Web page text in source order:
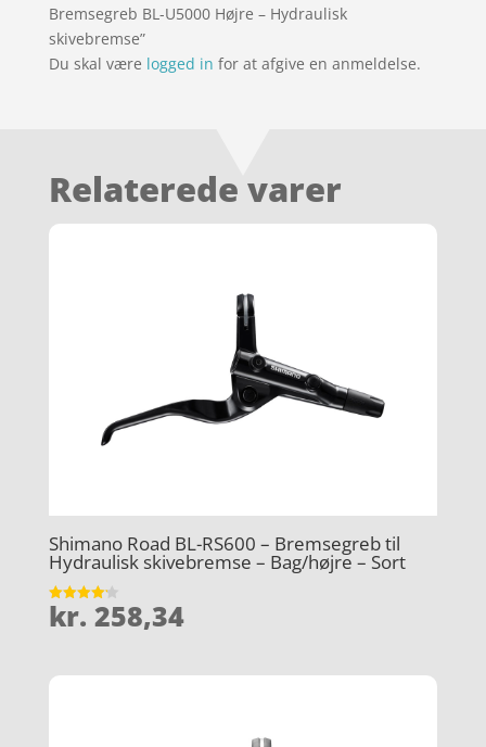
Bremsegreb BL-U5000 Højre – Hydraulisk
skivebremse”
Du skal være logged in for at afgive en anmeldelse.
Relaterede varer
Shimano Road BL-RS600 – Bremsegreb til
Hydraulisk skivebremse – Bag/højre – Sort
Vurderet
4.2
kr. 258,34